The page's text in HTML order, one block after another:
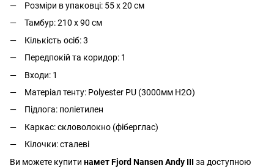
Розміри в упаковці: 55 х 20 см
Тамбур: 210 х 90 см
Кількість осіб: 3
Передпокій та коридор: 1
Входи: 1
Матеріал тенту: Polyester PU (3000мм H2O)
Підлога: поліетилен
Каркас: скловолокно (фіберглас)
Кілочки: сталеві
Ви можете купити намет Fjord Nansen Andy III за доступною